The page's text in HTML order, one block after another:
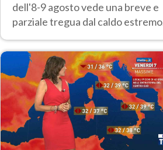
dell'8-9 agosto vede una breve e
parziale tregua dal caldo estremo
40 gradi.